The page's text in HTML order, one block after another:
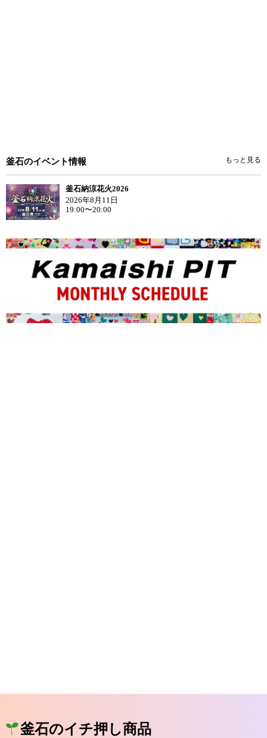
釜石のイベント情報 もっと見る
釜石納涼花火2026
2026年8月11日
19:00〜20:00
釜石のイチ押し商品